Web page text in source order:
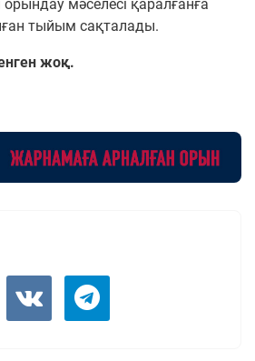
мәселесі қаралғанға
тыйым сақталады.
жоқ.